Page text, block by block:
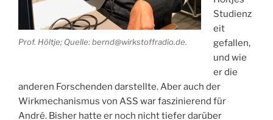
Prof. Höltje; Quelle: bernd@wirkstoffradio.de.
Studienz
eit
gefallen,
und wie
er die
anderen Forschenden darstellte. Aber auch der
Wirkmechanismus von ASS war faszinierend für
André. Bisher hatte er noch nicht tiefer darüber